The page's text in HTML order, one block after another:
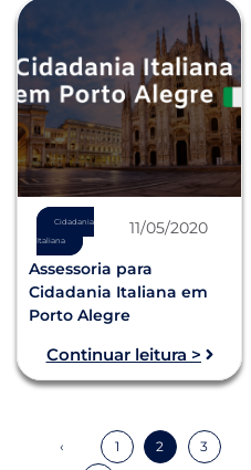
Cidadania
Italiana
11/05/2020
Assessoria para
Cidadania Italiana em
Porto Alegre
Continuar leitura >
‹ 1 2
3